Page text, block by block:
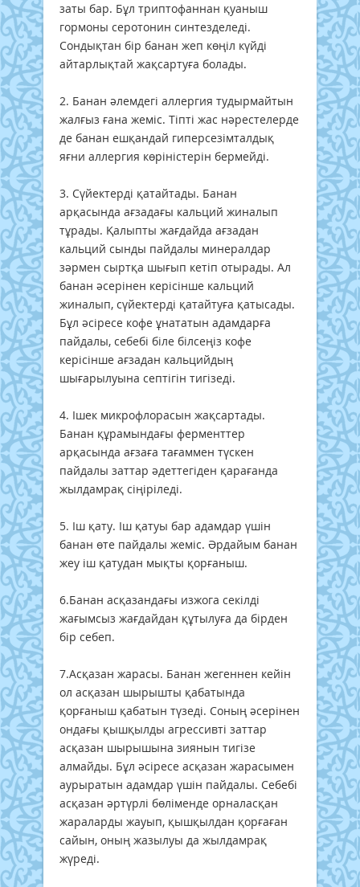
заты бар. Бұл триптофаннан қуаныш
гормоны серотонин синтезделеді.
Сондықтан бір банан жеп көңіл күйді
айтарлықтай жақсартуға болады.
2. Банан әлемдегі аллергия тудырмайтын
жалғыз ғана жеміс. Тіпті жас нәрестелерде
де банан ешқандай гиперсезімталдық
яғни аллергия көріністерін бермейді.
3. Сүйектерді қатайтады. Банан
арқасында ағзадағы кальций жиналып
тұрады. Қалыпты жағдайда ағзадан
кальций сынды пайдалы минералдар
зәрмен сыртқа шығып кетіп отырады. Ал
банан әсерінен керісінше кальций
жиналып, сүйектерді қатайтуға қатысады.
Бұл әсіресе кофе ұнататын адамдарға
пайдалы, себебі біле білсеңіз кофе
керісінше ағзадан кальцийдың
шығарылуына септігін тигізеді.
4. Ішек микрофлорасын жақсартады.
Банан құрамындағы ферменттер
арқасында ағзаға тағаммен түскен
пайдалы заттар әдеттегіден қарағанда
жылдамрақ сіңіріледі.
5. Іш қату. Іш қатуы бар адамдар үшін
банан өте пайдалы жеміс. Әрдайым банан
жеу іш қатудан мықты қорғаныш.
6.Банан асқазандағы изжога секілді
жағымсыз жағдайдан құтылуға да бірден
бір себеп.
7.Асқазан жарасы. Банан жегеннен кейін
ол асқазан шырышты қабатында
қорғаныш қабатын түзеді. Соның әсерінен
ондағы қышқылды агрессивті заттар
асқазан шырышына зиянын тигізе
алмайды. Бұл әсіресе асқазан жарасымен
аурыратын адамдар үшін пайдалы. Себебі
асқазан әртүрлі бөліменде орналасқан
жараларды жауып, қышқылдан қорғаған
сайын, оның жазылуы да жылдамрақ
жүреді.